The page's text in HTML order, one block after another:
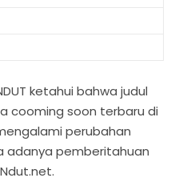
ketahui bahwa judul
cooming soon terbaru di
perubahan
adanya pemberitahuan